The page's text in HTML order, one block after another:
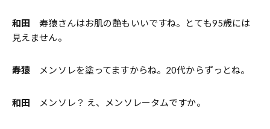
和田寿猿さんはお肌の艶もいいですね。とても95歳には
見えません。
寿猿 メンソレを塗ってますからね。20代からずっとね。
和田 メンソレ？ え、メンソレータムですか。